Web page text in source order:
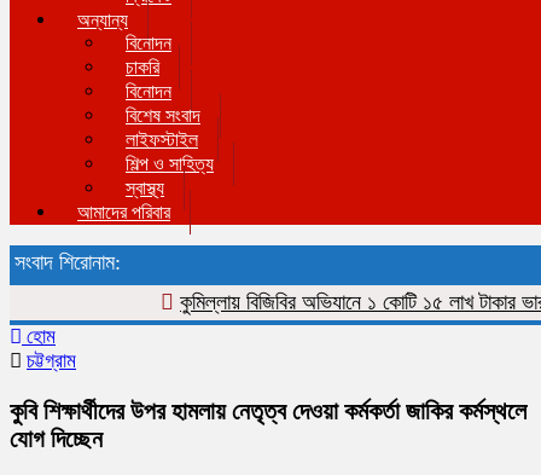
অন্যান্য
বিনোদন
চাকরি
বিনোদন
বিশেষ সংবাদ
লাইফস্টাইল
শিল্প ও সাহিত্য
স্বাস্থ্য
আমাদের পরিবার
সংবাদ শিরোনাম:
কুমিল্লায় বিজিবির অভিযানে ১ কোটি ১৫ লাখ টাকার ভারতীয়
হোম
চট্টগ্রাম
কুবি শিক্ষার্থীদের উপর হামলায় নেতৃত্ব দেওয়া কর্মকর্তা জাকির কর্মস্থলে
যোগ দিচ্ছেন